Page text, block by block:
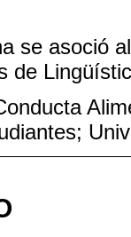
se asoció
de